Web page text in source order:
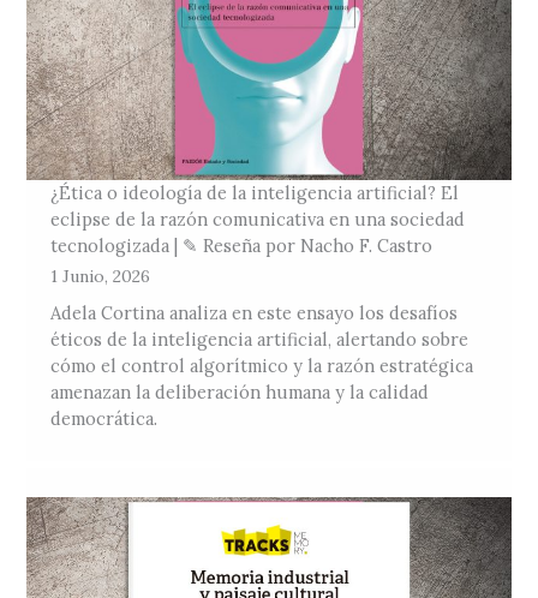
¿Ética o ideología de la inteligencia artificial? El
eclipse de la razón comunicativa en una sociedad
tecnologizada | ✎ Reseña por Nacho F. Castro
1 Junio, 2026
Adela Cortina analiza en este ensayo los desafíos
éticos de la inteligencia artificial, alertando sobre
cómo el control algorítmico y la razón estratégica
amenazan la deliberación humana y la calidad
democrática.